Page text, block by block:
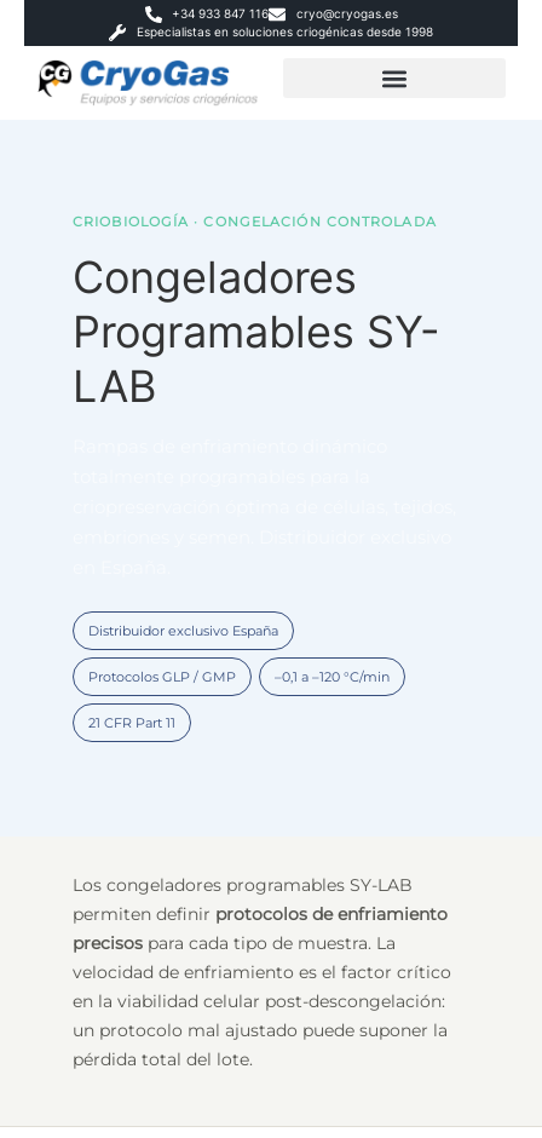
+34 933 847 116
cryo@cryogas.es
Especialistas en soluciones criogénicas desde 1998
CRIOBIOLOGÍA · CONGELACIÓN CONTROLADA
Congeladores
Programables SY-
LAB
Distribuidor exclusivo España
Protocolos GLP / GMP –0,1 a –120 °C/min
21 CFR Part 11
Los congeladores programables SY-LAB
permiten definir protocolos de enfriamiento
precisos para cada tipo de muestra. La
velocidad de enfriamiento es el factor crítico
en la viabilidad celular post-descongelación:
un protocolo mal ajustado puede suponer la
pérdida total del lote.